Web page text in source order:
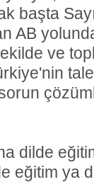
başta
AB
ve
dilde
eğitim ya